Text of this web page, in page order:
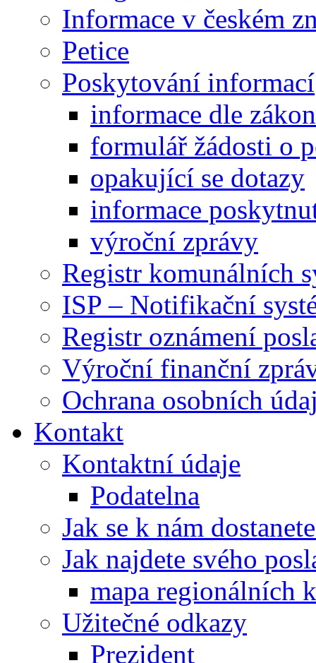
Informace v českém
Petice
Poskytování informací
informace dle
formulář žádosti o
opakující se dotazy
informace
výroční zprávy
Registr komunálních
ISP – Notifikační
Registr oznámení
Výroční finanční
Ochrana osobních
Kontakt
Kontaktní údaje
Podatelna
Jak se k nám
Jak najdete svého
mapa regionálních
Užitečné odkazy
Prezident